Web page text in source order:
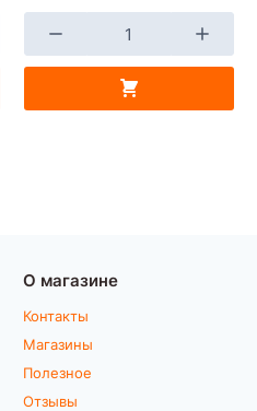
О магазине
Контакты
Магазины
Полезное
Отзывы